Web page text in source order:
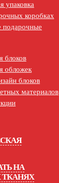
упаковка
коробках
подарочные
блоков
обложек
блоков
материалов
НА
ТКАНЯХ